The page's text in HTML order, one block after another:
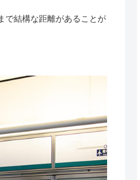
で結構な距離があることが